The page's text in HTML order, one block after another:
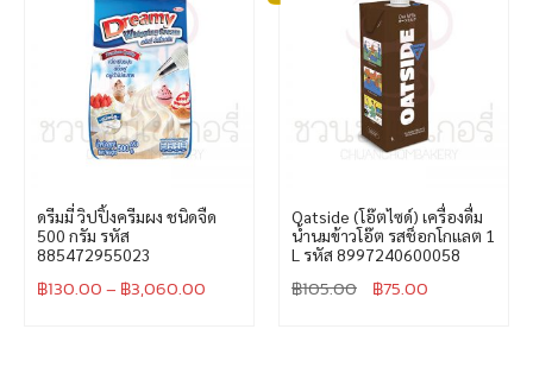
ดรีมมี่ วิปปิ้งครีมผง ชนิดจืด
500 กรัม รหัส
885472955023
฿130.00– ฿3,060.00
Oatside (โอ๊ตไซด์) เครื่องดื่ม
น้ำนมข้าวโอ๊ต รสช็อกโกแลต 1
L รหัส 8997240600058
฿105.00 ฿75.00